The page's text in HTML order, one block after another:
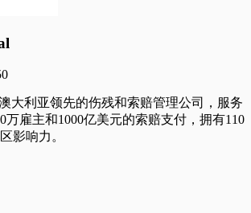
大利亚领先的伤残和索赔管理公司，服务
万雇主和1000亿美元的索赔支付，拥有110
影响力。